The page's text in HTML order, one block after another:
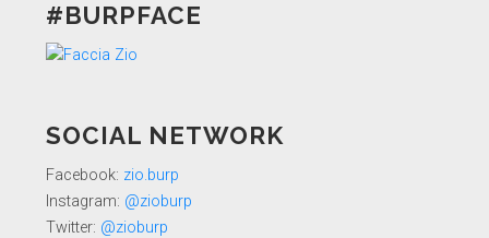
#BURPFACE
SOCIAL NETWORK
Facebook: zio.burp
Instagram: @zioburp
Twitter: @zioburp